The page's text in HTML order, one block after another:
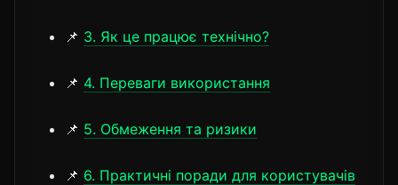
📌 3. Як це працює технічно?
📌 4. Переваги використання
📌 5. Обмеження та ризики
📌 6. Практичні поради для користувачів